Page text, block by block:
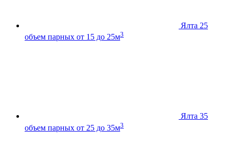
Ялта 25
объем парных от 15 до 25м3
Ялта 35
объем парных от 25 до 35м3